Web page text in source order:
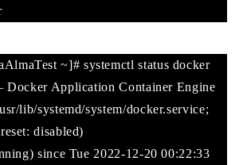
~]# systemctl status docker
Docker Application Container Engine
lib/systemd/system/docker.service;
disabled)
since Tue 2022-12-20 00:22:33